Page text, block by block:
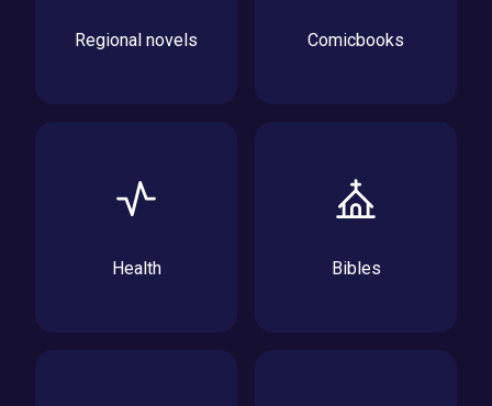
Regional novels Comicbooks
Health Bibles